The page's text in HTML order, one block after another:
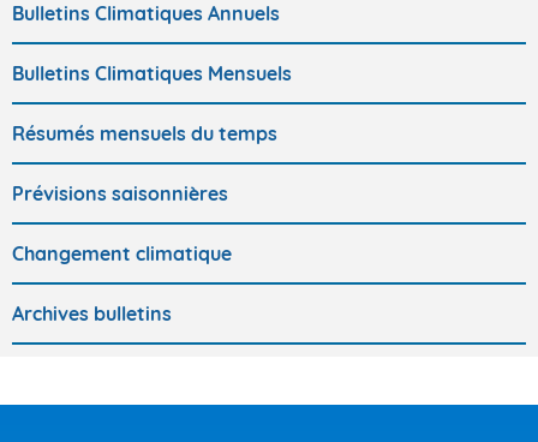
Bulletins Climatiques Annuels
Bulletins Climatiques Mensuels
Résumés mensuels du temps
Prévisions saisonnières
Changement climatique
Archives bulletins